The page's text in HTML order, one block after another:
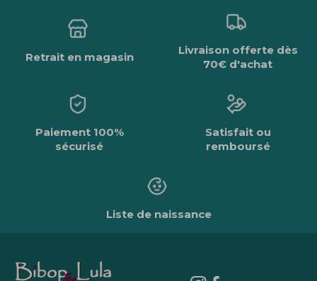
Retrait en magasin
Livraison offerte dès
70€ d'achat
Paiement 100%
sécurisé
Satisfait ou
remboursé
Liste de naissance